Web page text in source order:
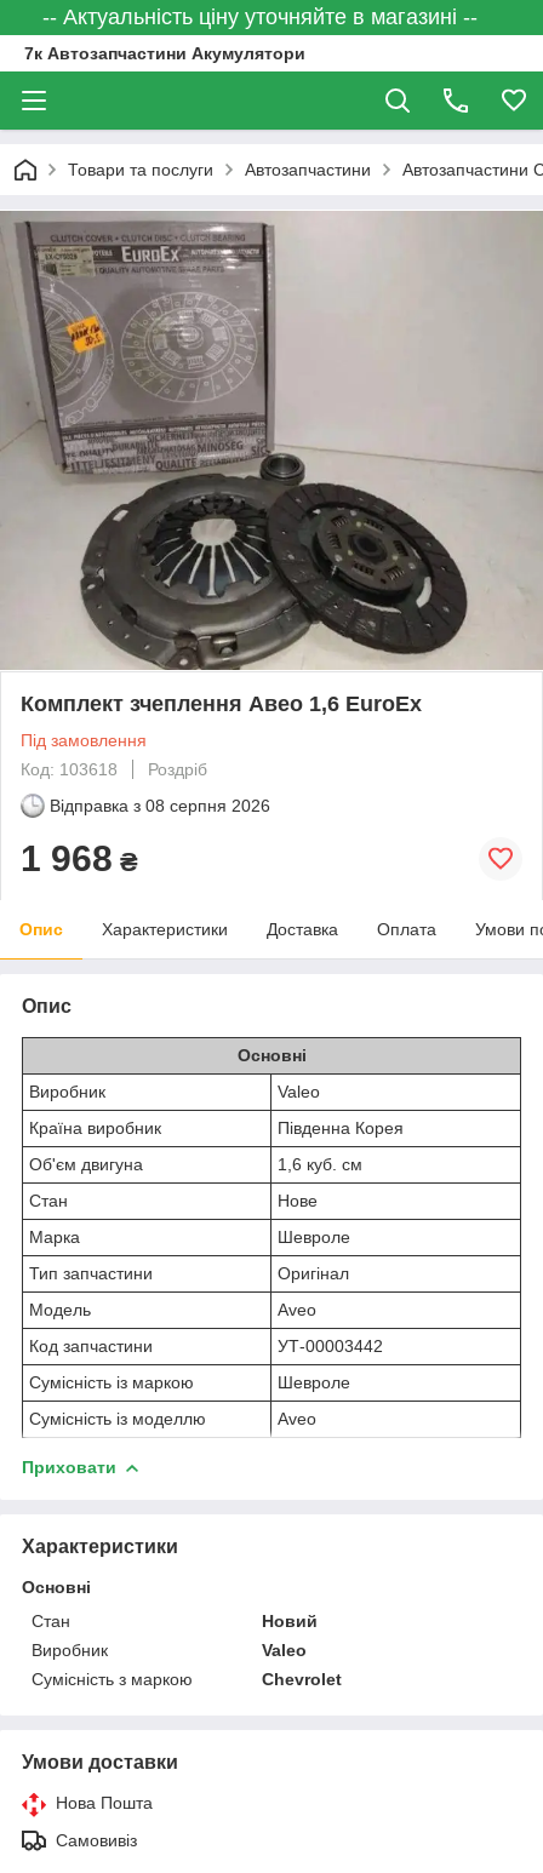
-- Актуальність ціну уточняйте в магазині --
7к Автозапчастини Акумулятори
Товари та послуги Автозапчастини Автозапчастини
Комплект зчеплення Авео 1,6 EuroEx
Під замовлення
Код: 103618
Роздріб
Відправка з 08 серпня 2026
1 968 ₴
Опис Характеристики Доставка Оплата Умови
Опис
Основні
Виробник
Valeo
Країна виробник
Південна Корея
Об'єм двигуна
1,6 куб. см
Стан
Нове
Марка
Шевроле
Тип запчастини
Оригінал
Модель
Aveo
Код запчастини
УТ-00003442
Сумісність із маркою
Шевроле
Сумісність із моделлю
Aveo
Приховати
Характеристики
Основні
Стан
Новий
Виробник
Valeo
Сумісність з маркою
Chevrolet
Умови доставки
Нова Пошта
Самовивіз